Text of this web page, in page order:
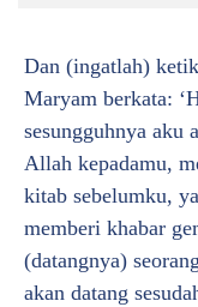
Dan (ingatlah)
Maryam berkata:
sesungguhnya aku
Allah kepadamu,
kitab sebelumku,
memberi khabar
(datangnya)
akan datang